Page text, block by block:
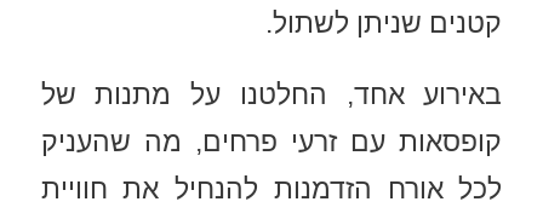
קטנים שניתן לשתול.
באירוע אחד, החלטנו על מתנות של
קופסאות עם זרעי פרחים, מה שהעניק
לכל אורח הזדמנות להנחיל את חוויית